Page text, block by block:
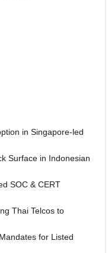
in Singapore-led
Surface in Indonesian
SOC & CERT
Thai Telcos to
for Listed